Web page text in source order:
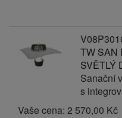
TW SAN
SVĚTLÝ
Sanační
s
Vaše cena: 2 570,00 Kč